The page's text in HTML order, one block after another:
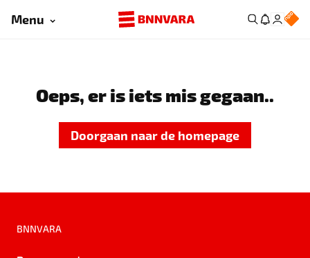
Menu
Oeps, er is iets mis gegaan..
Doorgaan naar de homepage
BNNVARA